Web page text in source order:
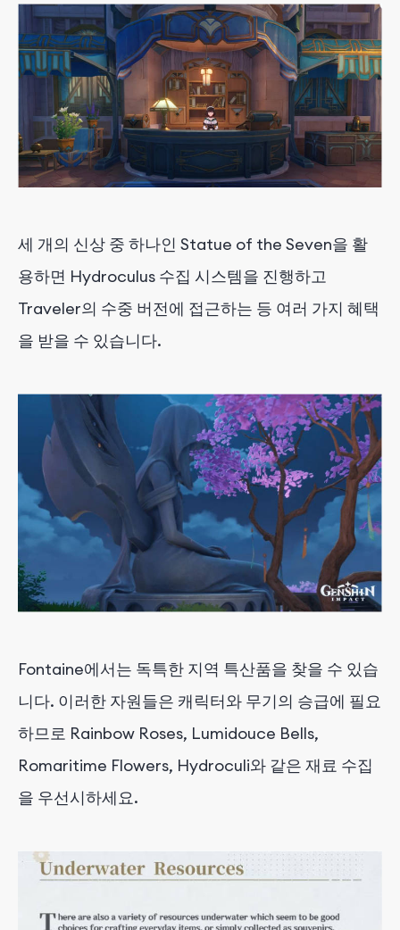
세 개의 신상 중 하나인 Statue of the Seven을 활
용하면 Hydroculus 수집 시스템을 진행하고
Traveler의 수중 버전에 접근하는 등 여러 가지 혜택
을 받을 수 있습니다.
Fontaine에서는 독특한 지역 특산품을 찾을 수 있습
니다. 이러한 자원들은 캐릭터와 무기의 승급에 필요
하므로 Rainbow Roses, Lumidouce Bells,
Romaritime Flowers, Hydroculi와 같은 재료 수집
을 우선시하세요.